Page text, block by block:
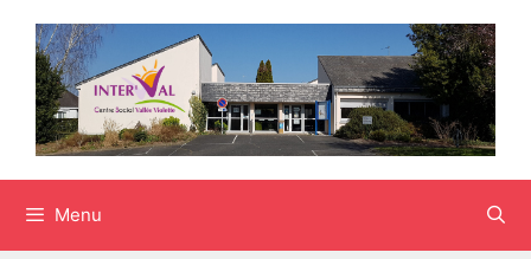
contenu
Menu